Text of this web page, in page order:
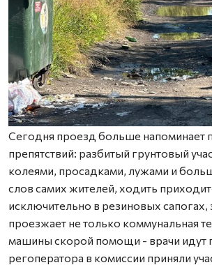
Сегодня проезд больше напоминает
препятствий: разбитый грунтовый
колеями, просадками, лужами и
слов самих жителей, ходить
исключительно в резиновых сапогах,
проезжает не только коммунальная
машины скорой помощи - врачи
регоператора в комиссии приняли